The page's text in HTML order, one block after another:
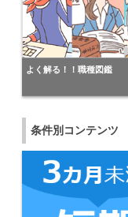
株式会社アレス
が愛知県の女性
株式会社リクル
株式会社メイテ
が愛知県の男性
株式会社ジョブ
よく解る！！職種図鑑
条件別コンテンツ